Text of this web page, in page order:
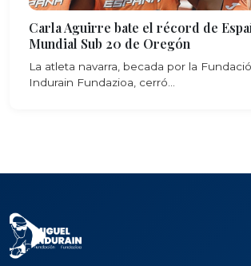
Carla Aguirre bate el récord de
Mundial Sub 20 de Oregón
La atleta navarra, becada por la
Indurain Fundazioa, cerró...